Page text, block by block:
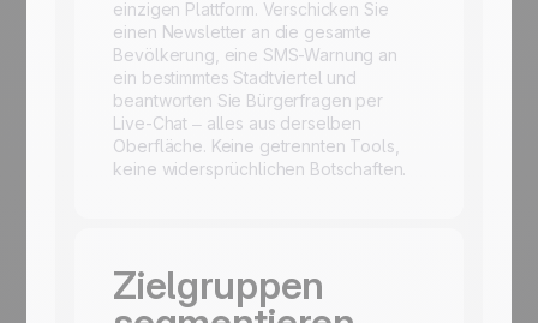
einzigen Plattform. Verschicken Sie
einen Newsletter an die gesamte
Bevölkerung, eine SMS-Warnung an
ein bestimmtes Stadtviertel und
beantworten Sie Bürgerfragen per
Live-Chat – alles aus derselben
Oberfläche. Keine getrennten Tools,
keine widersprüchlichen Botschaften.
Zielgruppen